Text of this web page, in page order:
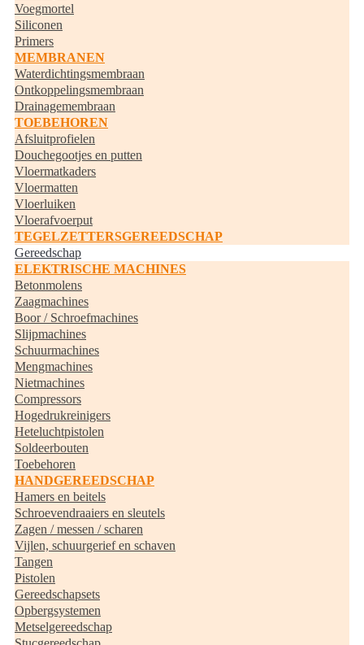
Voegmortel
Siliconen
Primers
MEMBRANEN
Waterdichtingsmembraan
Ontkoppelingsmembraan
Drainagemembraan
TOEBEHOREN
Afsluitprofielen
Douchegootjes en putten
Vloermatkaders
Vloermatten
Vloerluiken
Vloerafvoerput
TEGELZETTERSGEREEDSCHAP
Gereedschap
ELEKTRISCHE MACHINES
Betonmolens
Zaagmachines
Boor / Schroefmachines
Slijpmachines
Schuurmachines
Mengmachines
Nietmachines
Compressors
Hogedrukreinigers
Heteluchtpistolen
Soldeerbouten
Toebehoren
HANDGEREEDSCHAP
Hamers en beitels
Schroevendraaiers en sleutels
Zagen / messen / scharen
Vijlen, schuurgerief en schaven
Tangen
Pistolen
Gereedschapsets
Opbergsystemen
Metselgereedschap